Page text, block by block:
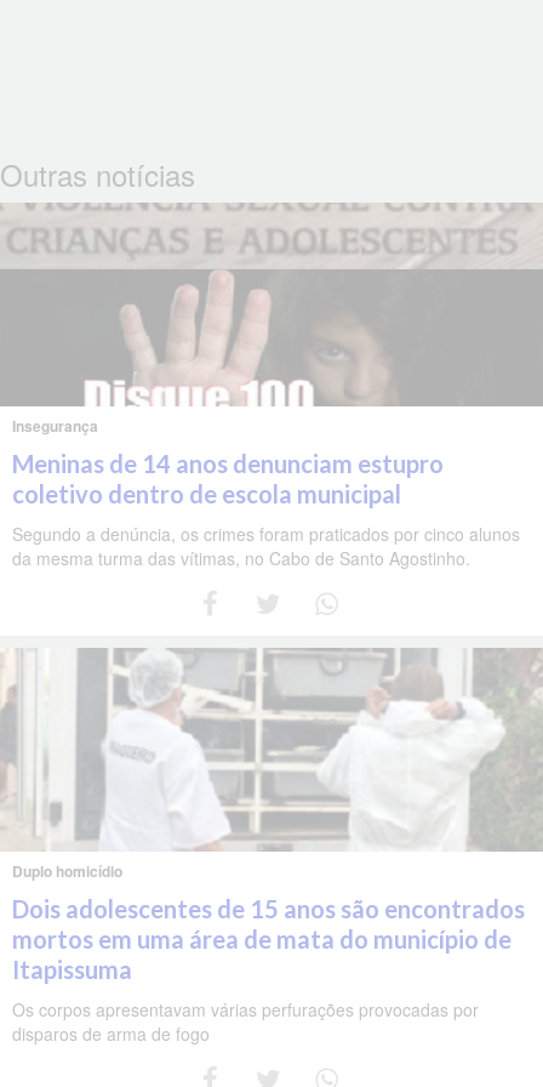
Outras notícias
Insegurança
Meninas de 14 anos denunciam estupro
coletivo dentro de escola municipal
Segundo a denúncia, os crimes foram praticados por cinco alunos
da mesma turma das vítimas, no Cabo de Santo Agostinho.
Duplo homicídio
Dois adolescentes de 15 anos são encontrados
mortos em uma área de mata do município de
Itapissuma
Os corpos apresentavam várias perfurações provocadas por
disparos de arma de fogo